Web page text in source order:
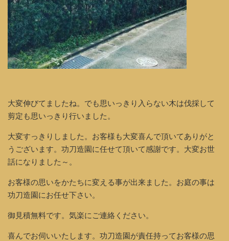
大変伸びてましたね。でも思いっきり入らない木は伐採して
剪定も思いっきり行いました。
大変すっきりしました。お客様も大変喜んで頂いてありがと
うございます。功刀造園に任せて頂いて感謝です。大変お世
話になりました～。
お客様の思いをかたちに変える事が出来ました。お庭の事は
功刀造園にお任せ下さい。
御見積無料です。気楽にご連絡ください。
喜んでお伺いいたします。功刀造園が責任持ってお客様の思